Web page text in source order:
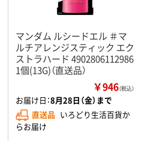
マンダム ルシードエル ＃マ
ルチアレンジスティック エク
ストラハード 4902806112986
1個(13G)（直送品）
￥946（税込）
お届け日：8月28日（金）まで
直送品 いろどり生活百貨か
らお届け